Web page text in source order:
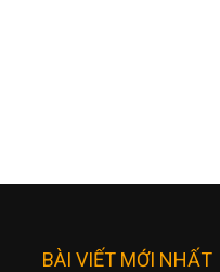
BÀI VIẾT MỚI NHẤT